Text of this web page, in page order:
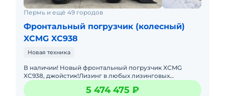
Пермь и ещё 49 городов
Фронтальный погрузчик (колесный)
XCMG XC938
Новая техника
В наличии! Новый фронтальный погрузчик XCMG
XC938, джойстик!Лизинг в любых лизинговых
компаниях. Гарантия.Доставка в регионы. Масса:10 400
кгМодель двигателя:W5 474 475 ₽